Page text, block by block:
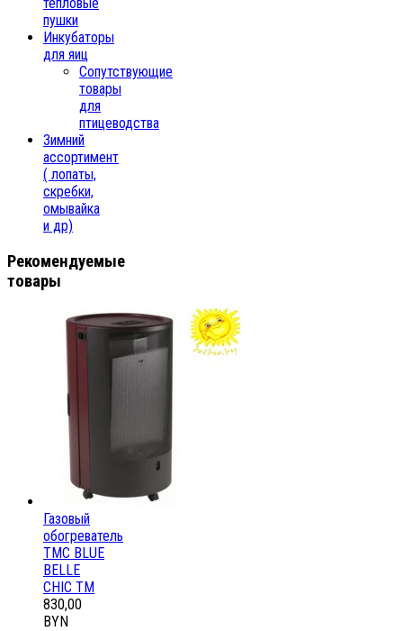
пушки
Инкубаторы
для яиц
Сопутствующие
товары
для
птицеводства
Зимний
ассортимент
( лопаты,
скребки,
омывайка
и др)
Рекомендуемые
товары
Газовый
обогреватель
ТМС BLUE
BELLE
CHIC ТМ
830,00
BYN